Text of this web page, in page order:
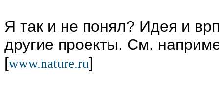
Я так и не понял? Идея и
другие проекты. См.
[www.nature.ru]